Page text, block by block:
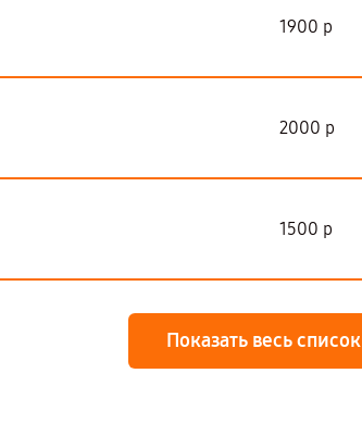
1900 р
2000 р
1500 р
Показать весь список